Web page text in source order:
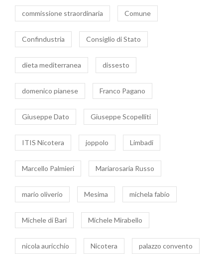
commissione straordinaria Comune
Confindustria Consiglio di Stato
dieta mediterranea dissesto
domenico pianese Franco Pagano
Giuseppe Dato Giuseppe Scopelliti
ITIS Nicotera joppolo Limbadi
Marcello Palmieri Mariarosaria Russo
mario oliverio Mesima michela fabio
Michele di Bari Michele Mirabello
nicola auricchio Nicotera palazzo convento